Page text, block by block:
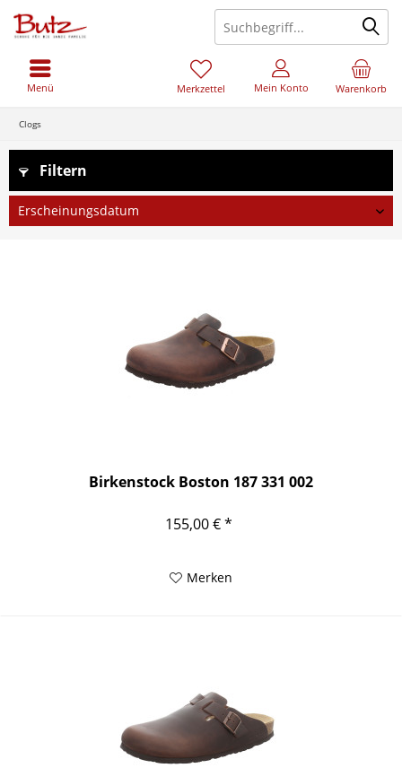
Warenkorb
Merkzettel Mein Konto
Menü
Clogs
Filtern
Birkenstock Boston 187 331 002
155,00 € *
Merken